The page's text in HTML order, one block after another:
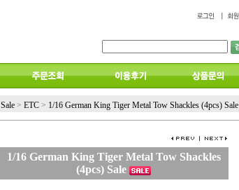
Sale > ETC > 1/16 German King Tiger Metal Tow Shackles (4pcs) Sale
1/16 German King Tiger Metal Tow Shackles
(4pcs) Sale